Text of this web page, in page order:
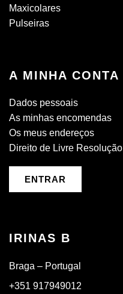
Maxicolares
Pulseiras
A MINHA CONTA
Dados pessoais
As minhas encomendas
Os meus endereços
Direito de Livre Resolução
ENTRAR
IRINAS B
Braga – Portugal
+351 917949012